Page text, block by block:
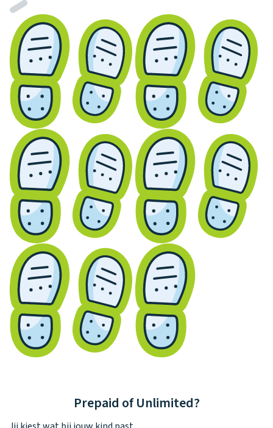
Prepaid of Unlimited?